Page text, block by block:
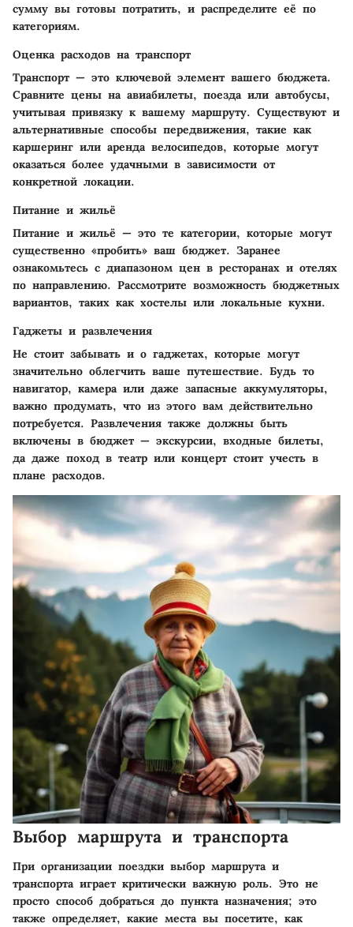
сумму вы готовы потратить, и распределите её по
категориям.
Оценка расходов на транспорт
Транспорт — это ключевой элемент вашего бюджета.
Сравните цены на авиабилеты, поезда или автобусы,
учитывая привязку к вашему маршруту. Существуют и
альтернативные способы передвижения, такие как
каршеринг или аренда велосипедов, которые могут
оказаться более удачными в зависимости от
конкретной локации.
Питание и жильё
Питание и жильё — это те категории, которые могут
существенно «пробить» ваш бюджет. Заранее
ознакомьтесь с диапазоном цен в ресторанах и отелях
по направлению. Рассмотрите возможность бюджетных
вариантов, таких как хостелы или локальные кухни.
Гаджеты и развлечения
Не стоит забывать и о гаджетах, которые могут
значительно облегчить ваше путешествие. Будь то
навигатор, камера или даже запасные аккумуляторы,
важно продумать, что из этого вам действительно
потребуется. Развлечения также должны быть
включены в бюджет — экскурсии, входные билеты,
да даже поход в театр или концерт стоит учесть в
плане расходов.
Выбор маршрута и транспорта
При организации поездки выбор маршрута и
транспорта играет критически важную роль. Это не
просто способ добраться до пункта назначения; это
также определяет, какие места вы посетите, как